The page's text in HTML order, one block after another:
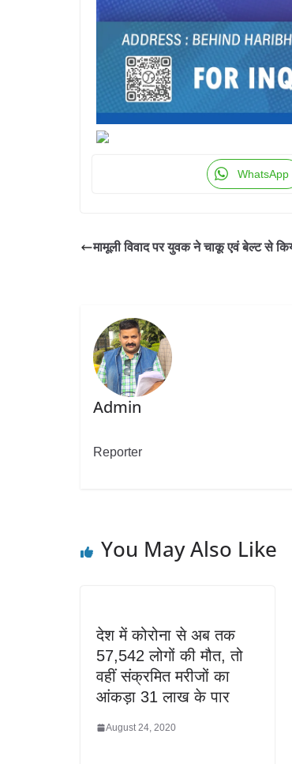
WhatsApp
मामूली विवाद पर युवक ने चाकू एवं बेल्ट से
Admin
Reporter
You May Also Like
देश में कोरोना से अब तक
57,542 लोगों की मौत, तो
वहीं संक्रमित मरीजों का
आंकड़ा 31 लाख के पार
August 24, 2020